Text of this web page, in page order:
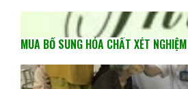
MUA BỔ SUNG HÓA CHẤT XÉT